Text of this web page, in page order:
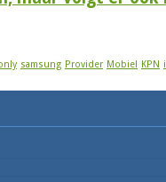
samsung Provider Mobiel KPN